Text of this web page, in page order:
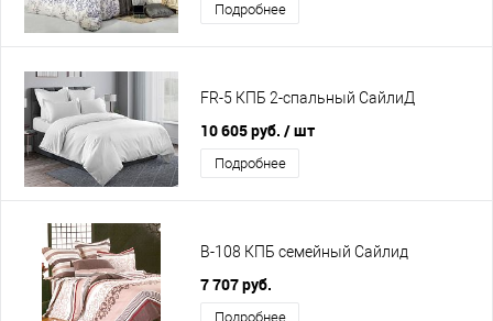
Подробнее
FR-5 КПБ 2-спальный СайлиД
10 605 руб. / шт
Подробнее
B-108 КПБ семейный Сайлид
7 707 руб.
Подробнее